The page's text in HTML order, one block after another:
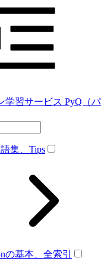
学習サービス PyQ（
集、Tips
の基本、全索引